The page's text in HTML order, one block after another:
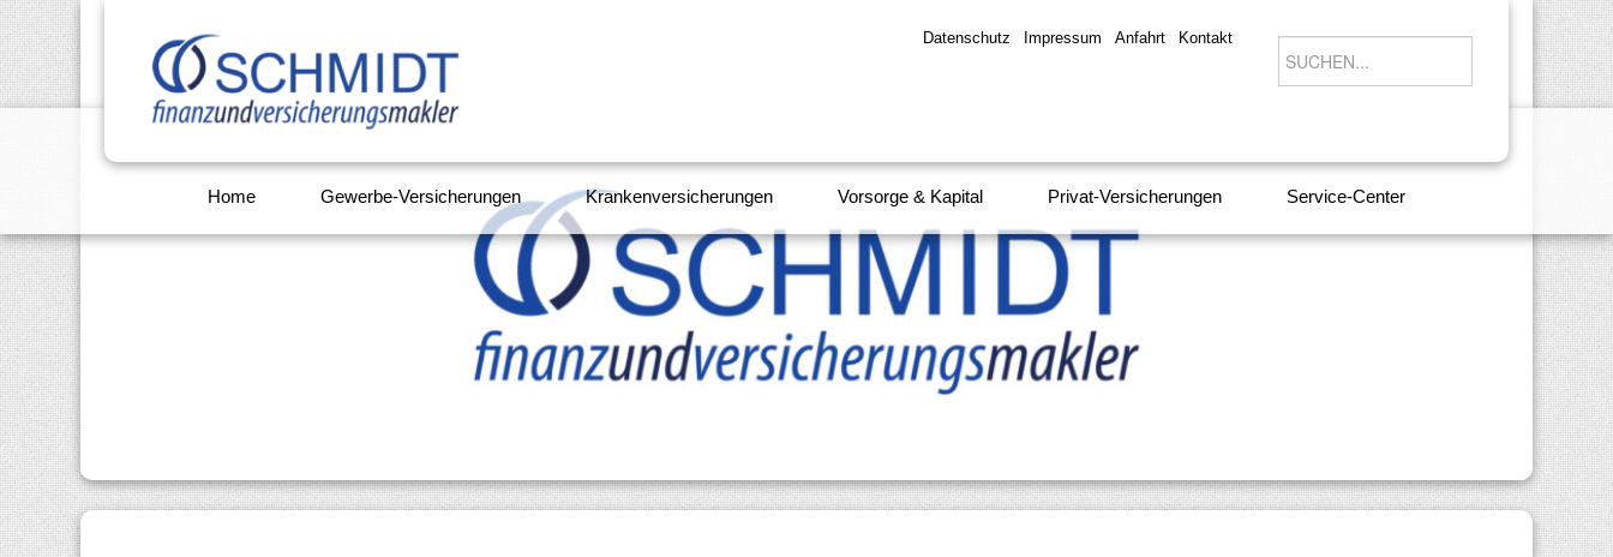
Datenschutz Impressum Anfahrt Kontakt
Home Gewerbe-Versicherungen Krankenversicherungen Vorsorge & Kapital Privat-Versicherungen Service-Center